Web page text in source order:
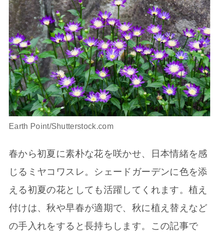
Earth Point/Shutterstock.com
春から初夏に素朴な花を咲かせ、日本情緒を感
じるミヤコワスレ。シェードガーデンに色を添
える初夏の花としても活躍してくれます。植え
付けは、秋や早春が適期で、秋に植え替えなど
の手入れをすると長持ちします。この記事で